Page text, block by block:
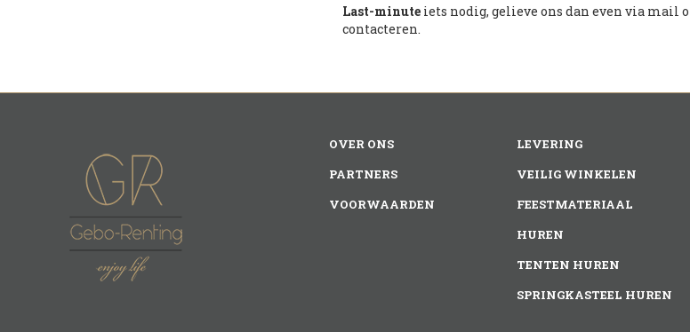
Last-minute iets nodig, gelieve ons dan even via mail
contacteren.
OVER ONS
PARTNERS
VOORWAARDEN
LEVERING
VEILIG WINKELEN
FEESTMATERIAAL
HUREN
TENTEN HUREN
SPRINGKASTEEL HUREN